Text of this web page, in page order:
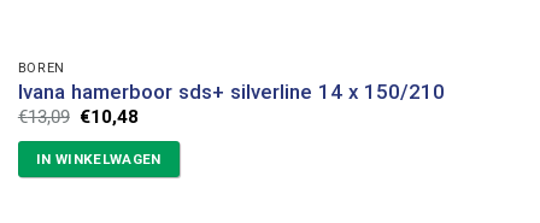
BOREN
Ivana hamerboor sds+ silverline 14 x 150/210
€13,09 Oorspronkelijke
prijs
was:
€13,09.
€10,48Huidige
is:
€10,48.
IN WINKELWAGEN